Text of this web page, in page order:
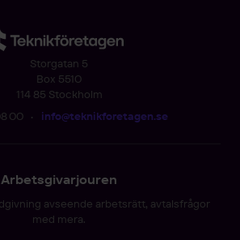
Storgatan 5
Box 5510
114 85 Stockholm
00 • info@teknikforetagen.se
Arbetsgivarjouren
avseende arbetsrätt, avtalsfrågor
med mera.